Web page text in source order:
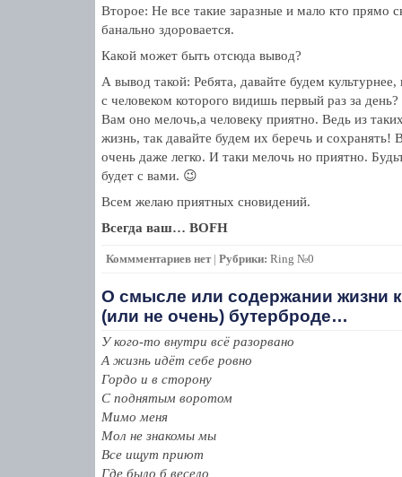
Второе: Не все такие заразные и мало кто прямо
банально здоровается.
Какой может быть отсюда вывод?
А вывод такой: Ребята, давайте будем
с человеком которого видишь первый раз за день?
Вам оно мелочь,а человеку приятно. Ведь из
жизнь, так давайте будем их беречь и сохранять!
очень даже легко. И таки мелочь но приятно.
будет с вами. 😉
Всем желаю приятных сновидений.
Всегда ваш… BOFH
Коммментариев нет | Рубрики: Ring №0
О смысле или содержании жизни
(или не очень) бутерброде…
У кого-то внутри всё разорвано
А жизнь идёт себе ровно
Гордо и в сторону
С поднятым воротом
Мимо меня
Мол не знакомы мы
Все ищут приют
Где было б весело